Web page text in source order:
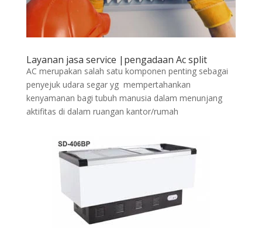
Layanan jasa service |pengadaan Ac split
AC merupakan salah satu komponen penting sebagai
penyejuk udara segar yg mempertahankan
kenyamanan bagi tubuh manusia dalam menunjang
aktifitas di dalam ruangan kantor/rumah